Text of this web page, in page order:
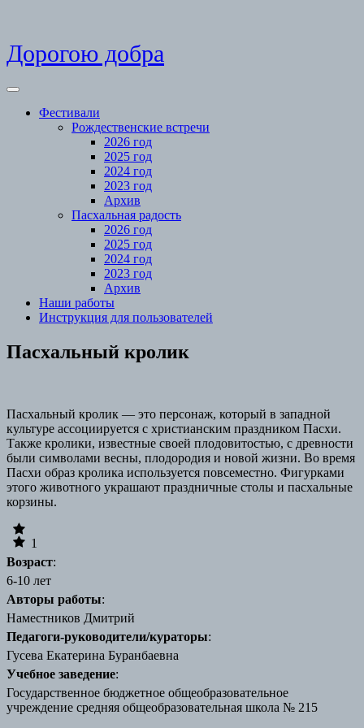
Skip
to
Дорогою добра
Open
Фестивали
Рождественские встречи
2026 год
2025 год
2024 год
2023 год
Архив
Пасхальная радость
2026 год
2025 год
2024 год
2023 год
Архив
Наши работы
Инструкция для пользователей
Close
Menu
Пасхальный кролик
Пасхальный кролик ― это персонаж, который в западной
культуре ассоциируется с христианским праздником Пасхи.
Также кролики, известные своей плодовитостью, с древности
были символами весны, плодородия и новой жизни. Во время
Пасхи образ кролика используется повсеместно. Фигурками
этого животного украшают праздничные столы и пасхальные
корзины.
1
Возраст:
6-10 лет
Авторы работы:
Наместников Дмитрий
Педагоги-руководители/кураторы:
Гусева Екатерина Буранбаевна
Учебное заведение:
Государственное бюджетное общеобразовательное
учреждение средняя общеобразовательная школа № 215